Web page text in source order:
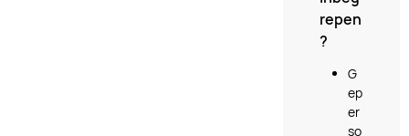
repen
?
G
ep
er
so